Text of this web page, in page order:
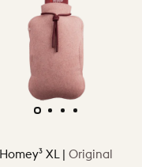
Homey³ XL | Original